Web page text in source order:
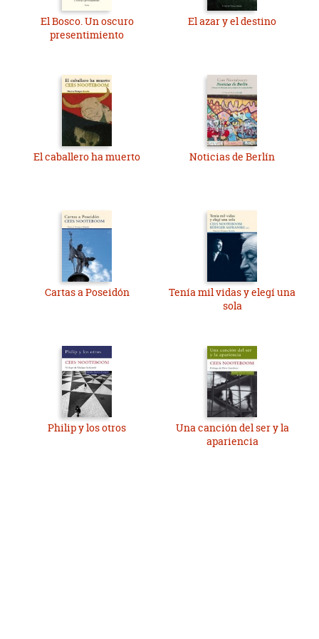
El Bosco. Un oscuro
presentimiento
El azar y el destino
El caballero ha muerto Noticias de Berlín
Cartas a Poseidón
Tenía mil vidas y elegí una
sola
Philip y los otros
Una canción del ser y la
apariencia